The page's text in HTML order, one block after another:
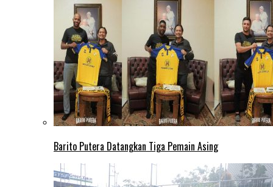
Barito Putera Datangkan Tiga Pemain Asing